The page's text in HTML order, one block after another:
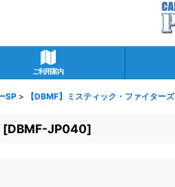
ご利用案内
SP > 【DBMF】ミスティック・ファイターズ
[DBMF-JP040]